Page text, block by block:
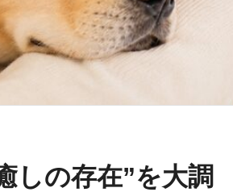
しの存在”を大調